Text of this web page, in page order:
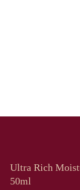
Ultra Rich
50ml